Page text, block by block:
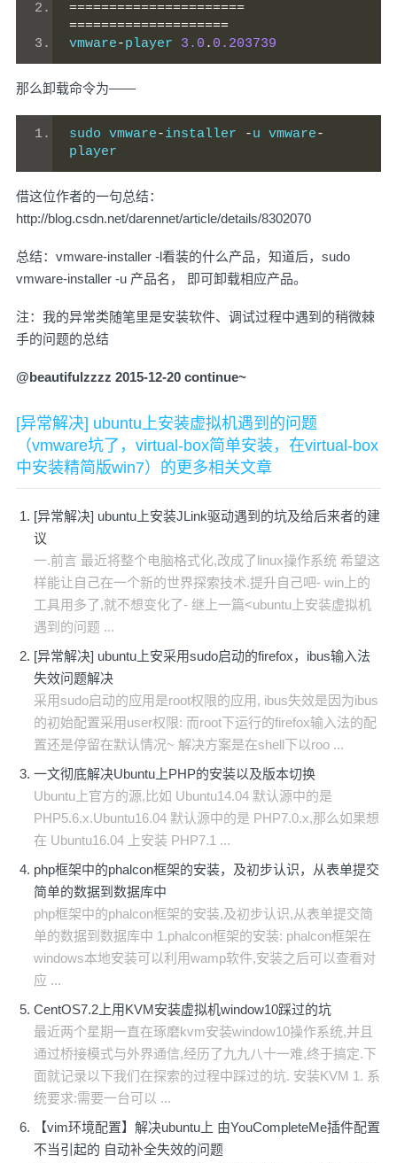
======================
====================
vmware-player 3.0 . 0.203739
那么卸载命令为——
sudo vmware-installer -u vmware-
player
借这位作者的一句总结：
http://blog.csdn.net/darennet/article/details/8302070
总结：vmware-installer -l看装的什么产品，知道后，sudo
vmware-installer -u 产品名， 即可卸载相应产品。
注：我的异常类随笔里是安装软件、调试过程中遇到的稍微棘
手的问题的总结
@beautifulzzzz 2015-12-20 continue~
[异常解决] ubuntu上安装虚拟机遇到的问题
（vmware坑了，virtual-box简单安装，在virtual-box
中安装精简版win7）的更多相关文章
[异常解决] ubuntu上安装JLink驱动遇到的坑及给后来者的建
议
一.前言 最近将整个电脑格式化,改成了linux操作系统 希望这
样能让自己在一个新的世界探索技术.提升自己吧- win上的
工具用多了,就不想变化了- 继上一篇<ubuntu上安装虚拟机
遇到的问题 ...
[异常解决] ubuntu上安采用sudo启动的firefox，ibus输入法
失效问题解决
采用sudo启动的应用是root权限的应用, ibus失效是因为ibus
的初始配置采用user权限: 而root下运行的firefox输入法的配
置还是停留在默认情况~ 解决方案是在shell下以roo ...
一文彻底解决Ubuntu上PHP的安装以及版本切换
Ubuntu上官方的源,比如 Ubuntu14.04 默认源中的是
PHP5.6.x.Ubuntu16.04 默认源中的是 PHP7.0.x,那么如果想
在 Ubuntu16.04 上安装 PHP7.1 ...
php框架中的phalcon框架的安装，及初步认识，从表单提交
简单的数据到数据库中
php框架中的phalcon框架的安装,及初步认识,从表单提交简
单的数据到数据库中 1.phalcon框架的安装: phalcon框架在
windows本地安装可以利用wamp软件,安装之后可以查看对
应 ...
CentOS7.2上用KVM安装虚拟机window10踩过的坑
最近两个星期一直在琢磨kvm安装window10操作系统,并且
通过桥接模式与外界通信,经历了九九八十一难,终于搞定.下
面就记录以下我们在探索的过程中踩过的坑. 安装KVM 1. 系
统要求:需要一台可以 ...
【vim环境配置】解决ubuntu上 由YouCompleteMe插件配置
不当引起的 自动补全失效的问题